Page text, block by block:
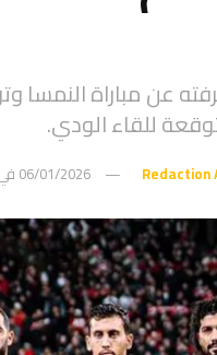
عن مباراة النمسا
للقاء الودي.
06/01/2026